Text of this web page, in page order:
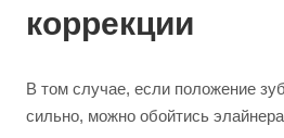
коррекции
В том случае, если положение
сильно, можно обойтись